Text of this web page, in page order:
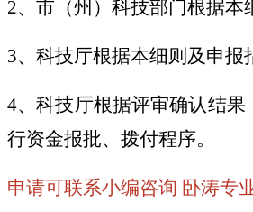
2、市（州）科技部门根据
3、科技厅根据本细则及申
4、科技厅根据评审确认结
行资金报批、拨付程序。
申请可联系小编咨询 卧涛专